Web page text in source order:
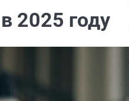
2025 году